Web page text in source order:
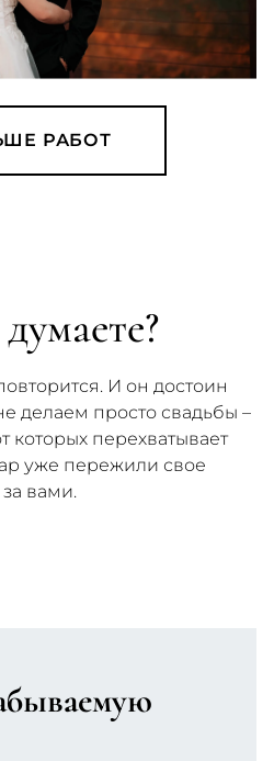
РАБОТ
И он достоин
делаем просто свадьбы –
которых перехватывает
уже пережили свое
вами.
ОТЗЫВОВ